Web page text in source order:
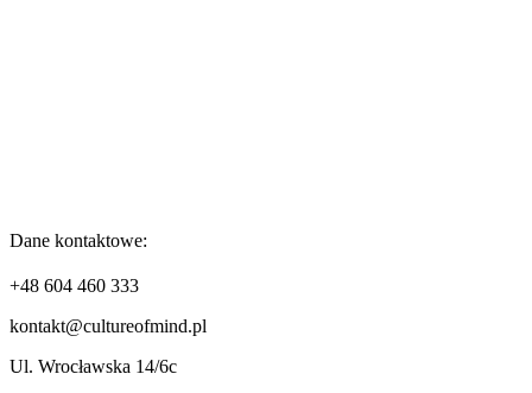
Dane kontaktowe:
+48 604 460 333
kontakt@cultureofmind.pl
Ul. Wrocławska 14/6c